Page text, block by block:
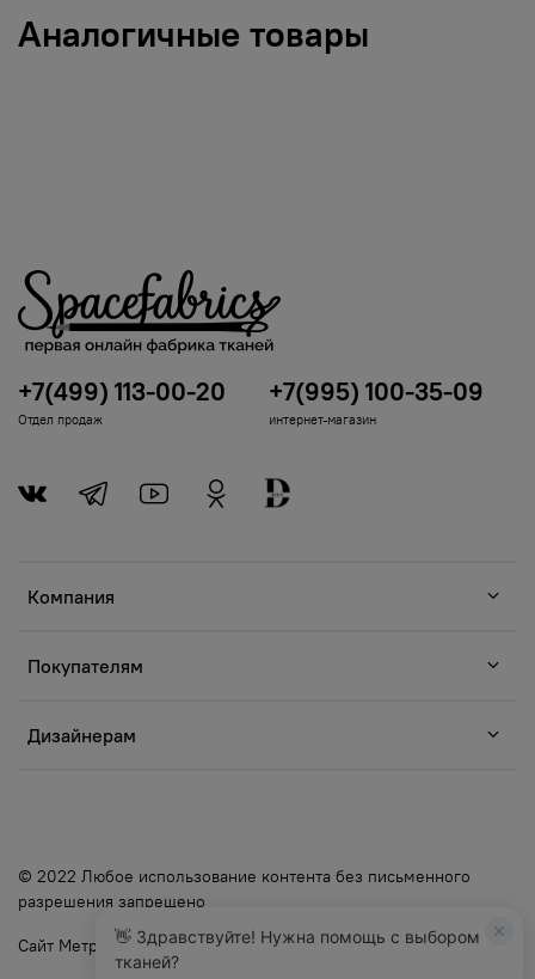
Аналогичные товары
Компания
Покупателям
Дизайнерам
+7(499) 113-00-20
Отдел продаж
+7(995) 100-35-09
интернет-магазин
👋 Здравствуйте! Нужна помощь с выбором
тканей?
© 2022 Любое использование контента без письменного
разрешения запрещено
Сайт Метр Ткани